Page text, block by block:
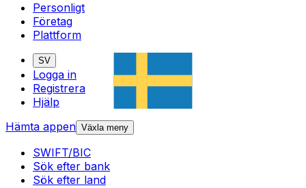
Personligt
Företag
Plattform
SV
Logga in
Registrera
Hjälp
Hämta appen Växla meny
SWIFT/BIC
Sök efter bank
Sök efter land